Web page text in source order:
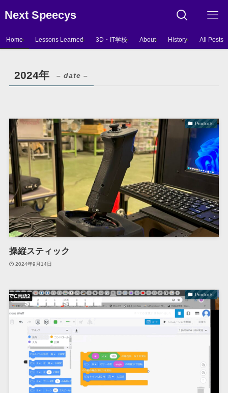
Next Speecys
Home Lessons Learned 3D・IT学校 About History All Posts
2024年 – date –
Products
操縦スティック
2024年9月14日
Products